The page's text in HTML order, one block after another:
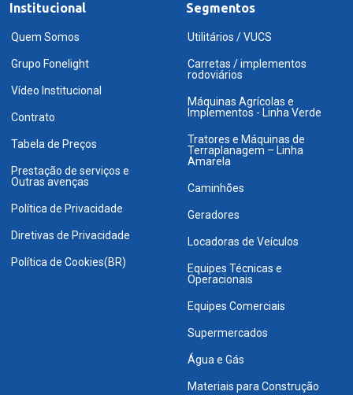
Institucional
Quem Somos
Grupo Fonelight
Vídeo Institucional
Contrato
Tabela de Preços
Prestação de serviços e
Outras avenças
Política de Privacidade
Diretivas de Privacidade
Política de Cookies(BR)
Segmentos
Utilitários / VUCS
Carretas / implementos
rodoviários
Máquinas Agrícolas e
Implementos - Linha Verde
Tratores e Máquinas de
Terraplanagem – Linha
Amarela
Caminhões
Geradores
Locadoras de Veículos
Equipes Técnicas e
Operacionais
Equipes Comerciais
Supermercados
Água e Gás
Materiais para Construção